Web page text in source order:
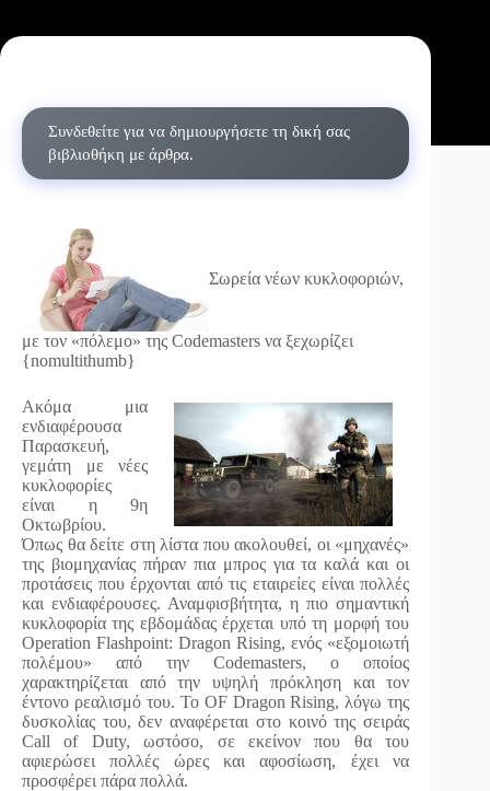
Συνδεθείτε για να δημιουργήσετε τη δική σας
βιβλιοθήκη με άρθρα.
Σωρεία νέων κυκλοφοριών,
με τον «πόλεμο» της Codemasters να ξεχωρίζει
{nomultithumb}
Ακόμα μια
ενδιαφέρουσα
Παρασκευή,
γεμάτη με νέες
κυκλοφορίες
είναι η 9η
Οκτωβρίου.
Όπως θα δείτε στη λίστα που ακολουθεί, οι «μηχανές»
της βιομηχανίας πήραν πια μπρος για τα καλά και οι
προτάσεις που έρχονται από τις εταιρείες είναι πολλές
και ενδιαφέρουσες. Αναμφισβήτητα, η πιο σημαντική
κυκλοφορία της εβδομάδας έρχεται υπό τη μορφή του
Operation Flashpoint: Dragon Rising, ενός «εξομοιωτή
πολέμου» από την Codemasters, o οποίος
χαρακτηρίζεται από την υψηλή πρόκληση και τον
έντονο ρεαλισμό του. Το OF Dragon Rising, λόγω της
δυσκολίας του, δεν αναφέρεται στο κοινό της σειράς
Call of Duty, ωστόσο, σε εκείνον που θα του
αφιερώσει πολλές ώρες και αφοσίωση, έχει να
προσφέρει πάρα πολλά.